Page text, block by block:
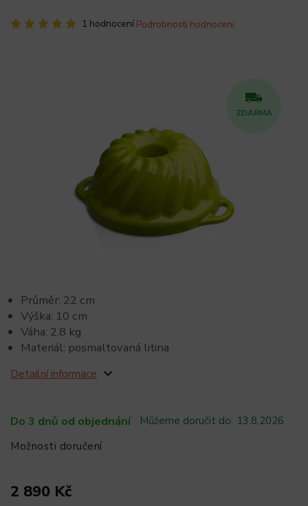
1 hodnocení Podrobnosti hodnocení
ZDARMA
Do 3 dnů od objednání Můžeme doručit do: 13.8.2026
Možnosti doručení
2 890 Kč
Průměr: 22 cm
Výška: 10 cm
Váha: 2,8 kg
Materiál: posmaltovaná litina
Detailní informace